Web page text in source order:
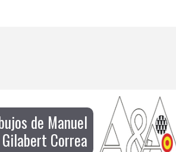
de Manuel
Gilabert Correa